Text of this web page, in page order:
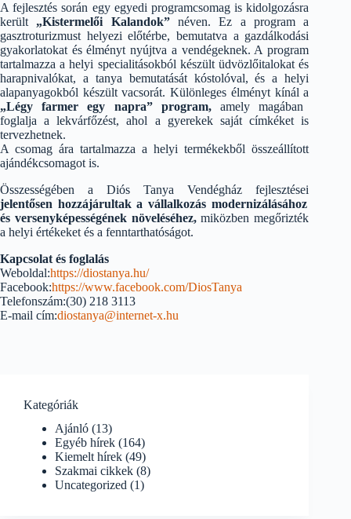
A fejlesztés során egy egyedi programcsomag is kidolgozásra
került „Kistermelői Kalandok” néven. Ez a program a
gasztroturizmust helyezi előtérbe, bemutatva a gazdálkodási
gyakorlatokat és élményt nyújtva a vendégeknek. A program
tartalmazza a helyi specialitásokból készült üdvözlőitalokat és
harapnivalókat, a tanya bemutatását kóstolóval, és a helyi
alapanyagokból készült vacsorát. Különleges élményt kínál a
„Légy farmer egy napra” program, amely magában
foglalja a lekvárfőzést, ahol a gyerekek saját címkéket is
tervezhetnek.
A csomag ára tartalmazza a helyi termékekből összeállított
ajándékcsomagot is.
Összességében a Diós Tanya Vendégház fejlesztései
jelentősen hozzájárultak a vállalkozás modernizálásához
és versenyképességének növeléséhez,miközben megőrizték
a helyi értékeket és a fenntarthatóságot.
Kapcsolat és foglalás
Weboldal:https://diostanya.hu/
Facebook:https://www.facebook.com/DiosTanya
Telefonszám:(30) 218 3113
E-mail cím:diostanya@internet-x.hu
Kategóriák
Ajánló (13)
Egyéb hírek (164)
Kiemelt hírek (49)
Szakmai cikkek (8)
Uncategorized (1)